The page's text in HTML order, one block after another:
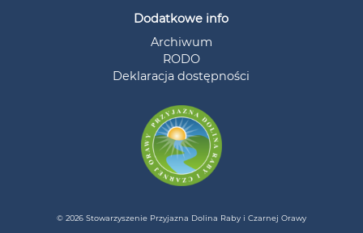
Dodatkowe info
Archiwum
RODO
Deklaracja dostępności
© 2026 Stowarzyszenie Przyjazna Dolina Raby i Czarnej Orawy